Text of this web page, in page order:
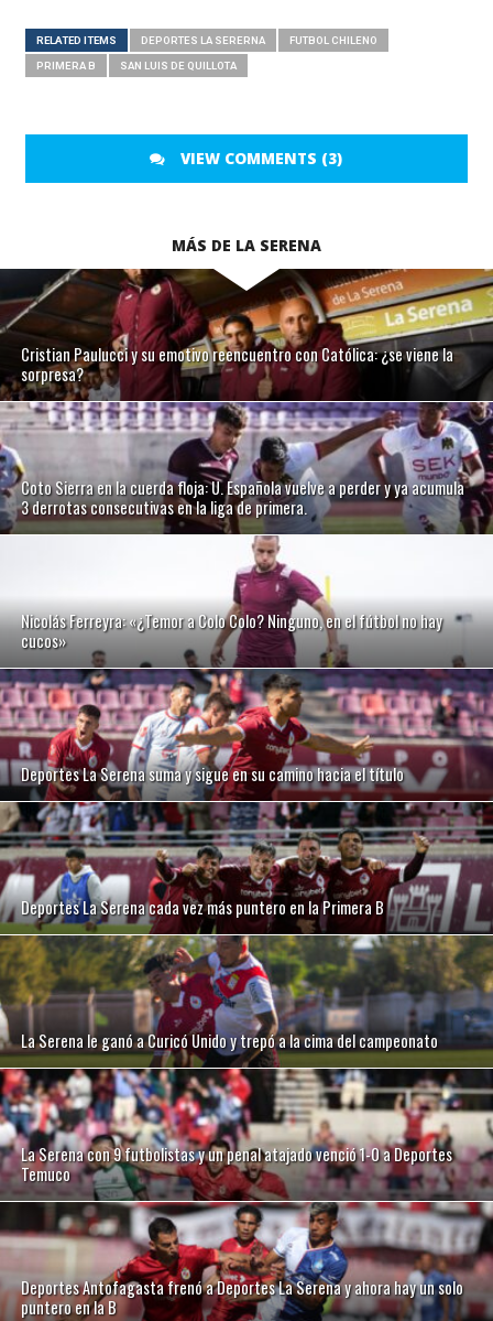
RELATED ITEMS DEPORTES LA SERERNA FUTBOL CHILENO
PRIMERA B SAN LUIS DE QUILLOTA
VIEW COMMENTS (3)
MÁS DE LA SERENA
Cristian Paulucci y su emotivo reencuentro con Católica: ¿se viene la
sorpresa?
Coto Sierra en la cuerda floja: U. Española vuelve a perder y ya acumula
3 derrotas consecutivas en la liga de primera.
Nicolás Ferreyra: «¿Temor a Colo Colo? Ninguno, en el fútbol no hay
cucos»
Deportes La Serena suma y sigue en su camino hacia el título
Deportes La Serena cada vez más puntero en la Primera B
La Serena le ganó a Curicó Unido y trepó a la cima del campeonato
La Serena con 9 futbolistas y un penal atajado venció 1-0 a Deportes
Temuco
Deportes Antofagasta frenó a Deportes La Serena y ahora hay un solo
puntero en la B